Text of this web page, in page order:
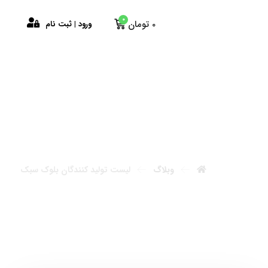
ورود | ثبت نام 0 تومان 0
وبلاگ